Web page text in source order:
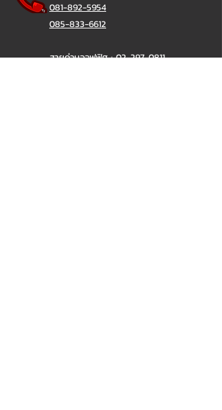
081-892-5954
085-833-6612
สายด่วนออฟฟิศ :02-297-0811